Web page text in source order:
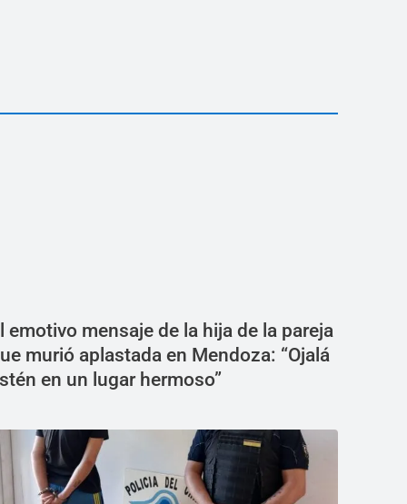
emotivo mensaje de la hija de la pareja
murió aplastada en Mendoza: “Ojalá
en un lugar hermoso”